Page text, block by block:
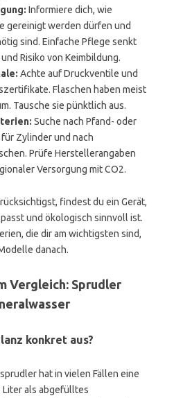
Informiere dich, wie
gereinigt werden dürfen und
sind. Einfache Pflege senkt
Risiko von Keimbildung.
Achte auf Druckventile und
Flaschen haben meist
Tausche sie pünktlich aus.
Suche nach Pfand- oder
Zylinder und nach
Prüfe Herstellerangaben
Versorgung mit CO2.
findest du ein Gerät,
und ökologisch sinnvoll ist.
die dir am wichtigsten sind,
danach.
Vergleich: Sprudler
konkret aus?
hat in vielen Fällen eine
als abgefülltes